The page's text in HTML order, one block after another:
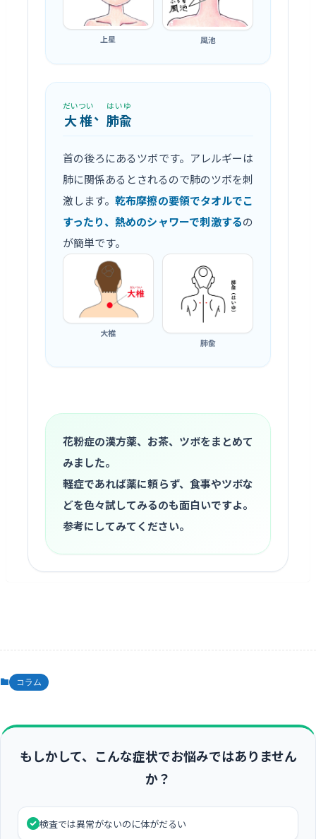
上星 風池
大椎
だいつい
、 肺兪
はいゆ
首の後ろにあるツボです。アレルギーは
肺に関係あるとされるので肺のツボを刺
激します。乾布摩擦の要領でタオルでこ
すったり、熱めのシャワーで刺激するの
が簡単です。
大椎
肺兪
花粉症の漢方薬、お茶、ツボをまとめて
みました。
軽症であれば薬に頼らず、食事やツボな
どを色々試してみるのも面白いですよ。
参考にしてみてください。
コラム
もしかして、こんな症状でお悩みではありません
か？
検査では異常がないのに体がだるい